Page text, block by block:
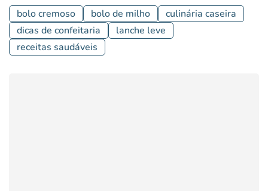
bolo cremoso bolo de milho
culinária caseira
dicas de confeitaria
lanche leve
receitas saudáveis